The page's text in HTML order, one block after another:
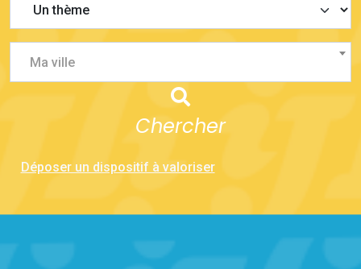
Ma ville
Chercher
Déposer un dispositif à valoriser